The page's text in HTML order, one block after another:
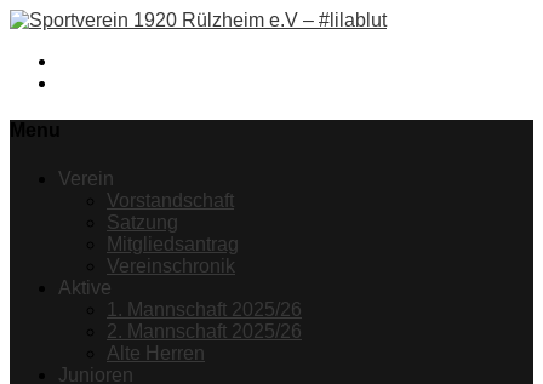
Verein
Vorstandschaft
Satzung
Mitgliedsantrag
Vereinschronik
Aktive
1. Mannschaft 2025/26
2. Mannschaft 2025/26
Alte Herren
Junioren